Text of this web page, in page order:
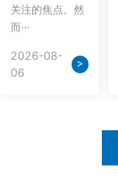
关注的焦点。然
而···
2026-08-
06
>